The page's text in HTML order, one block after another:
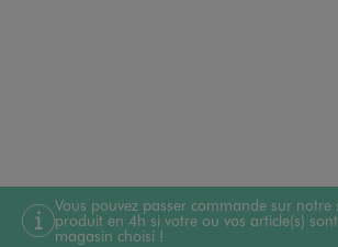
Vous pouvez passer commande sur
produit en 4h si votre ou vos article(s)
magasin choisi !